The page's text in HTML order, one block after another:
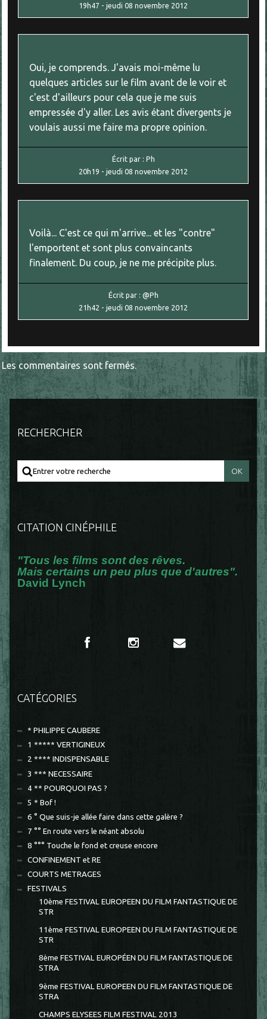
19h47 -jeudi 08 novembre 2012
Oui, je comprends. J'avais moi-même lu
quelques articles sur le film avant de le voir et
c'est d'ailleurs pour cela que je me suis
empressée d'y aller. Les avis étant divergents je
voulais aussi me faire ma propre opinion.
Écrit par : Ph
20h19 -jeudi 08 novembre 2012
Voilà... C'est ce qui m'arrive... et les "contre"
l'emportent et sont plus convaincants
finalement. Du coup, je ne me précipite plus.
Écrit par : @Ph
21h42 -jeudi 08 novembre 2012
Les commentaires sont fermés.
RECHERCHER
CITATION CINÉPHILE
"Tous les films sont des rêves.
Mais certains un peu plus que d'autres".
David Lynch
CATÉGORIES
* PHILIPPE CAUBERE
1 ***** VERTIGINEUX
2 **** INDISPENSABLE
3 *** NECESSAIRE
4 ** POURQUOI PAS ?
5 * Bof !
6 ° Que suis-je allée faire dans cette galère ?
7 °° En route vers le néant absolu
8 °°° Touche le fond et creuse encore
CONFINEMENT et RE
COURTS METRAGES
FESTIVALS
10ème FESTIVAL EUROPEEN DU FILM FANTASTIQUE DE
STR
11ème FESTIVAL EUROPEEN DU FILM FANTASTIQUE DE
STR
8ème FESTIVAL EUROPÉEN DU FILM FANTASTIQUE DE
STRA
9ème FESTIVAL EUROPEEN DU FILM FANTASTIQUE DE
STRA
CHAMPS ELYSEES FILM FESTIVAL 2013